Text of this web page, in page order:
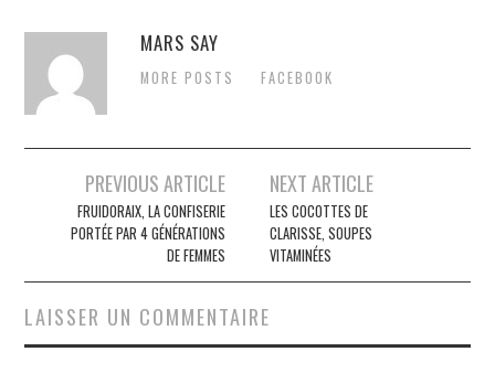
MARS SAY
MORE POSTS FACEBOOK
Navigation
articles
PREVIOUS ARTICLE
FRUIDORAIX, LA CONFISERIE
PORTÉE PAR 4 GÉNÉRATIONS
DE FEMMES
NEXT ARTICLE
LES COCOTTES DE
CLARISSE, SOUPES
VITAMINÉES
LAISSER UN COMMENTAIRE